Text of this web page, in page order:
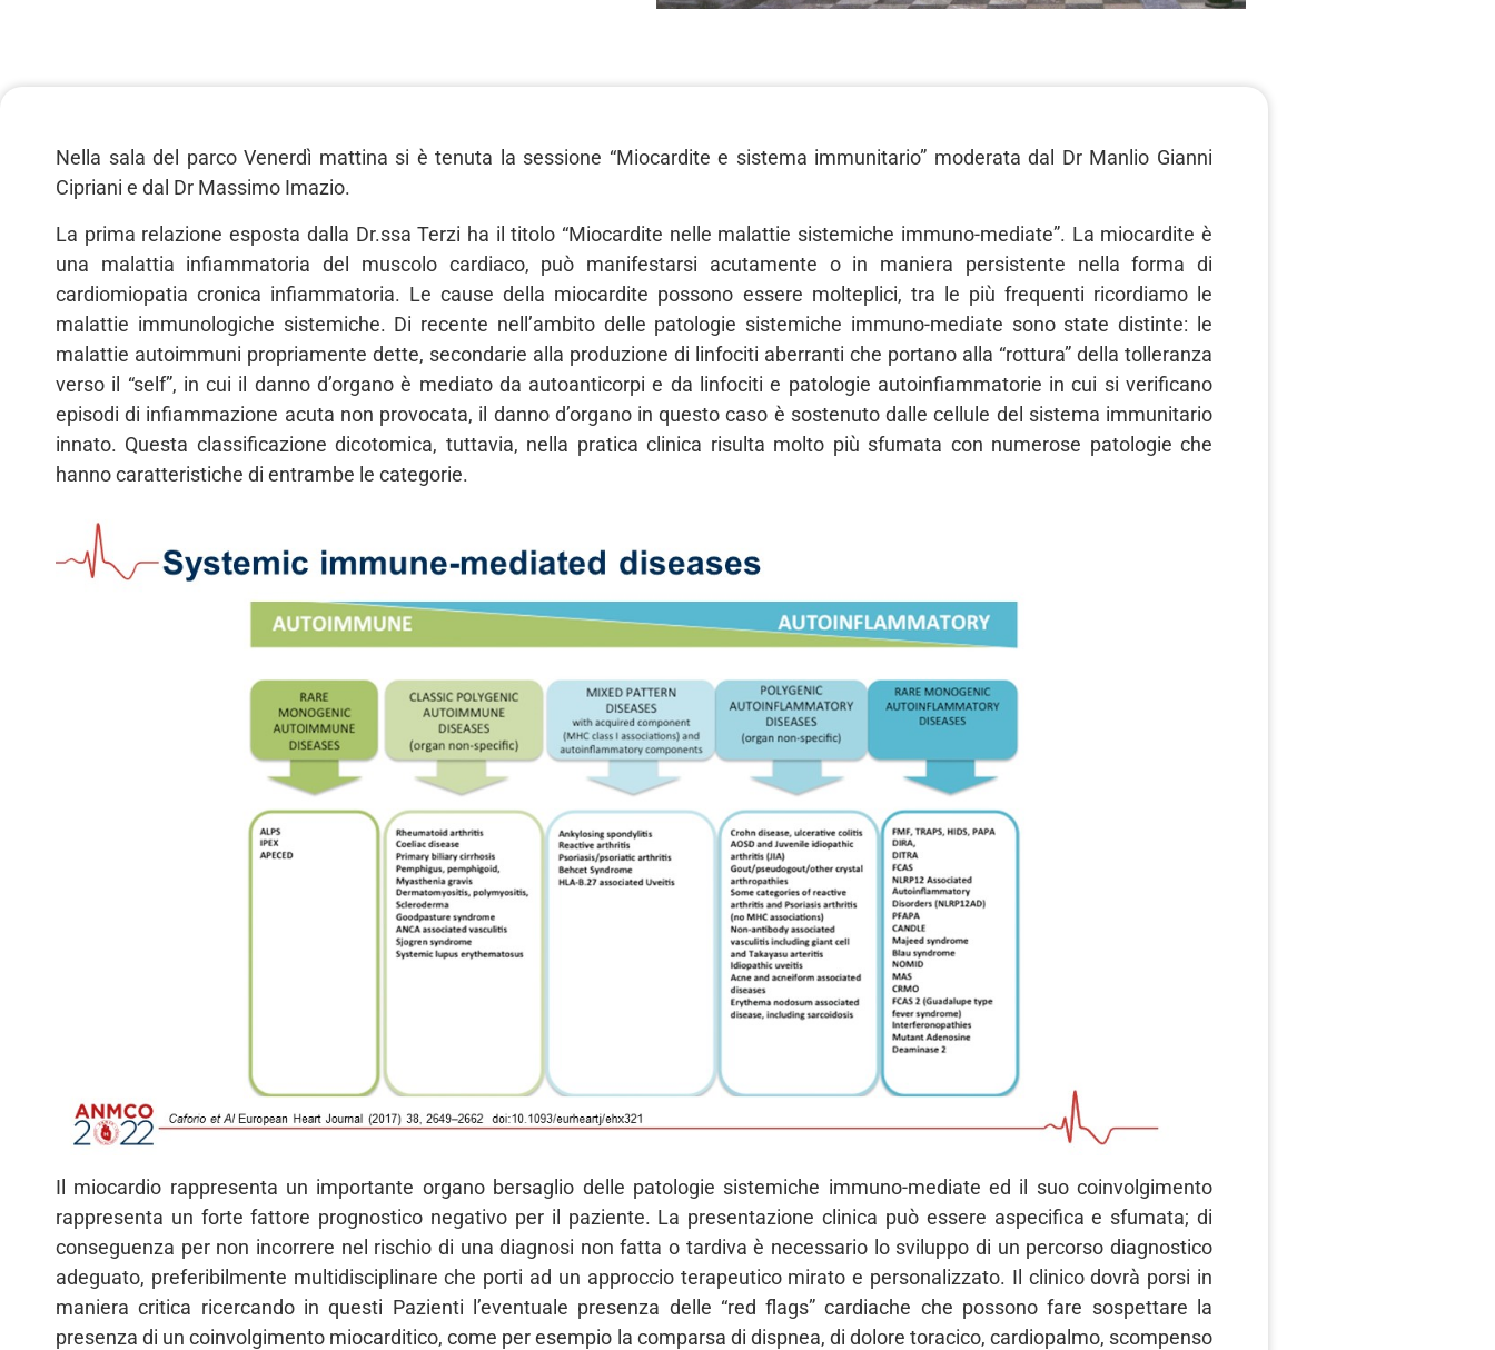
Nella sala del parco Venerdì mattina si è tenuta la sessione “Miocardite e sistema immunitario” moderata dal Dr Manlio Gianni
Cipriani e dal Dr Massimo Imazio.
La prima relazione esposta dalla Dr.ssa Terzi ha il titolo “Miocardite nelle malattie sistemiche immuno-mediate”. La miocardite è
una malattia infiammatoria del muscolo cardiaco, può manifestarsi acutamente o in maniera persistente nella forma di
cardiomiopatia cronica infiammatoria. Le cause della miocardite possono essere molteplici, tra le più frequenti ricordiamo le
malattie immunologiche sistemiche. Di recente nell’ambito delle patologie sistemiche immuno-mediate sono state distinte: le
malattie autoimmuni propriamente dette, secondarie alla produzione di linfociti aberranti che portano alla “rottura” della tolleranza
verso il “self”, in cui il danno d’organo è mediato da autoanticorpi e da linfociti e patologie autoinfiammatorie in cui si verificano
episodi di infiammazione acuta non provocata, il danno d’organo in questo caso è sostenuto dalle cellule del sistema immunitario
innato. Questa classificazione dicotomica, tuttavia, nella pratica clinica risulta molto più sfumata con numerose patologie che
hanno caratteristiche di entrambe le categorie.
Il miocardio rappresenta un importante organo bersaglio delle patologie sistemiche immuno-mediate ed il suo coinvolgimento
rappresenta un forte fattore prognostico negativo per il paziente. La presentazione clinica può essere aspecifica e sfumata; di
conseguenza per non incorrere nel rischio di una diagnosi non fatta o tardiva è necessario lo sviluppo di un percorso diagnostico
adeguato, preferibilmente multidisciplinare che porti ad un approccio terapeutico mirato e personalizzato. Il clinico dovrà porsi in
maniera critica ricercando in questi Pazienti l’eventuale presenza delle “red flags” cardiache che possono fare sospettare la
presenza di un coinvolgimento miocarditico, come per esempio la comparsa di dispnea, di dolore toracico, cardiopalmo, scompenso